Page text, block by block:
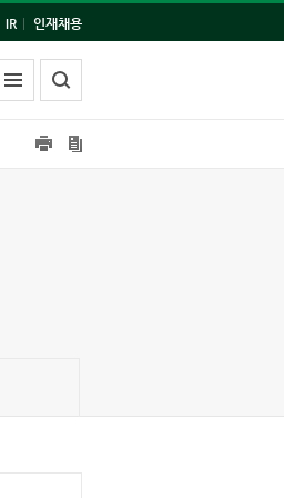
IR 인재채용